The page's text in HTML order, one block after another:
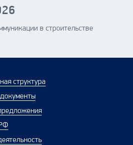
в строительстве
структура